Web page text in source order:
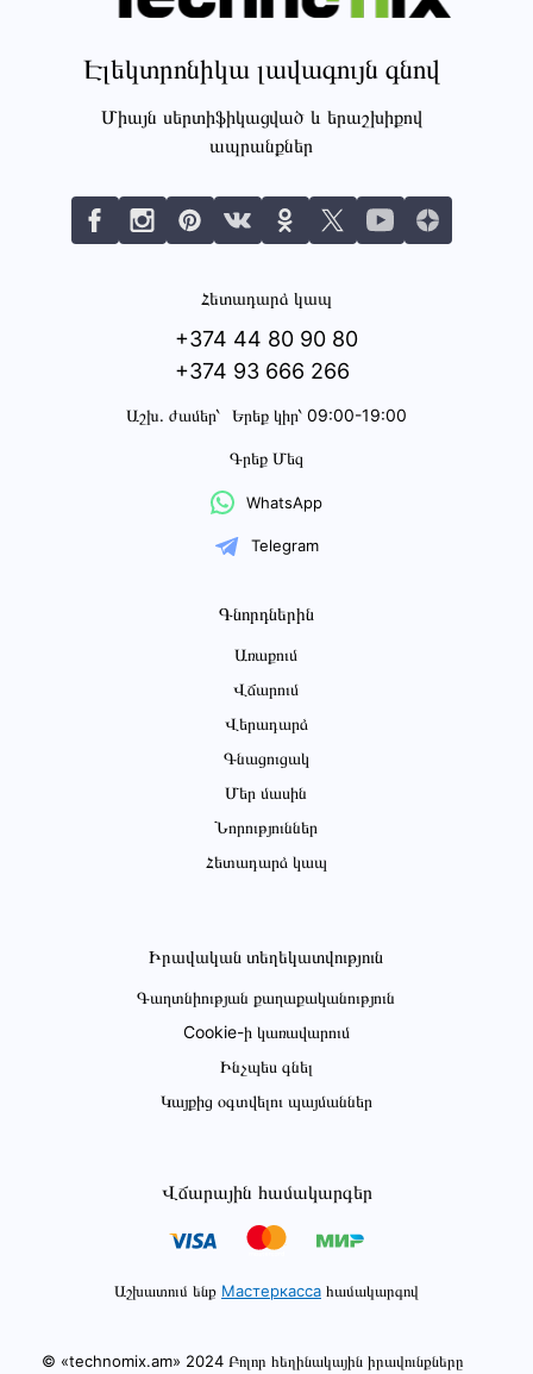
Էլեկտրոնիկա լավագույն գնով
Միայն սերտիֆիկացված և երաշխիքով
ապրանքներ
Հետադարձ կապ
+374 44 80 90 80
+374 93 666 266
Աշխ․ ժամեր՝ Երեք կիր՝ 09:00-19:00
Գրեք Մեզ
WhatsApp
Telegram
Գնորդներին
Առաքում
Վճարում
Վերադարձ
Գնացուցակ
Մեր մասին
Նորություններ
Հետադարձ կապ
Իրավական տեղեկատվություն
Գաղտնիության քաղաքականություն
Cookie-ի կառավարում
Ինչպես գնել
Կայքից օգտվելու պայմաններ
Վճարային համակարգեր
Աշխատում ենք Мастеркасса համակարգով
© «technomix.am» 2024 Բոլոր հեղինակային իրավունքները